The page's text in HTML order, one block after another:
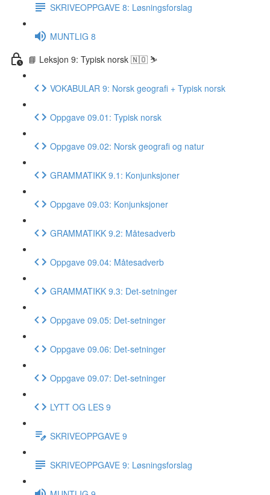
SKRIVEOPPGAVE 8: Løsningsforslag
MUNTLIG 8
📘 Leksjon 9: Typisk norsk 🇳🇴 ⛷
VOKABULAR 9: Norsk geografi + Typisk norsk
Oppgave 09.01: Typisk norsk
Oppgave 09.02: Norsk geografi og natur
GRAMMATIKK 9.1: Konjunksjoner
Oppgave 09.03: Konjunksjoner
GRAMMATIKK 9.2: Måtesadverb
Oppgave 09.04: Måtesadverb
GRAMMATIKK 9.3: Det-setninger
Oppgave 09.05: Det-setninger
Oppgave 09.06: Det-setninger
Oppgave 09.07: Det-setninger
LYTT OG LES 9
SKRIVEOPPGAVE 9
SKRIVEOPPGAVE 9: Løsningsforslag